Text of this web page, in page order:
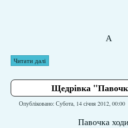
А
Читати далі
Щедрівка
Опубліковано: Субота, 14 січня 2012, 00:00
Павочка